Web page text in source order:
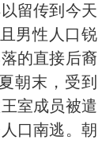
留传到今天
男性人口锐
的直接后裔
朝末，受到
室成员被遣
口南逃。朝